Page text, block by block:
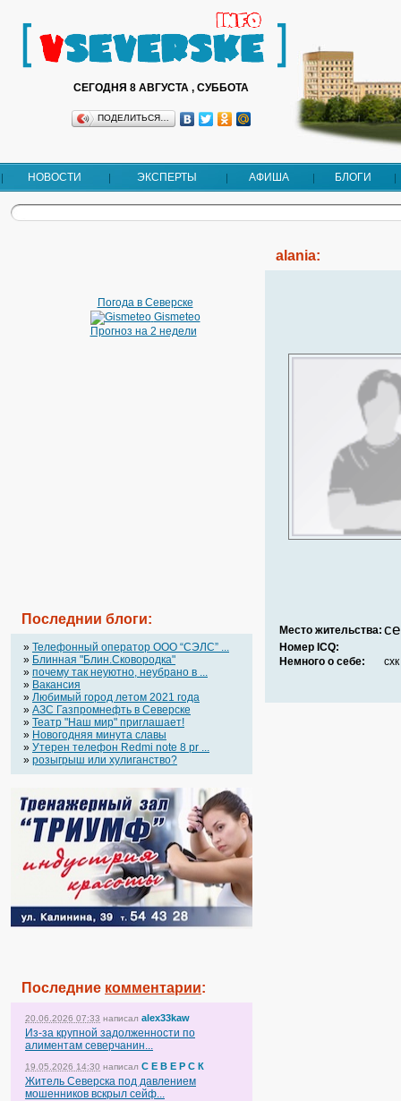
СЕГОДНЯ 8 АВГУСТА , СУББОТА
ПОДЕЛИТЬСЯ…
НОВОСТИ ЭКСПЕРТЫ АФИША БЛОГИ
Погода в Северске
Gismeteo
Прогноз на 2 недели
Последнии блоги:
» Телефонный оператор OOO “СЭЛС” ...
» Блинная "Блин.Сковородка"
» почему так неуютно, неубрано в ...
» Вакансия
» Любимый город летом 2021 года
» АЗС Газпромнефть в Северске
» Театр "Наш мир" приглашает!
» Новогодняя минута славы
» Утерен телефон Redmi note 8 pr ...
» розыгрыш или хулиганство?
Последние комментарии:
20.06.2026 07:33 написал alex33kaw
Из-за крупной задолженности по
алиментам северчанин...
19.05.2026 14:30 написал С Е В Е Р С К
Житель Северска под давлением
мошенников вскрыл сейф...
alania:
Место жительства:
Номер ICQ:
Немного о себе:
схк